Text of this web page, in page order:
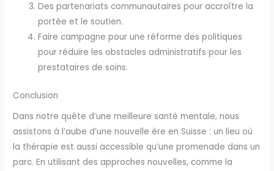
Des partenariats communautaires pour accroître la
portée et le soutien.
Faire campagne pour une réforme des politiques
pour réduire les obstacles administratifs pour les
prestataires de soins.
Conclusion
Dans notre quête d’une meilleure santé mentale, nous
assistons à l’aube d’une nouvelle ère en Suisse : un lieu où
la thérapie est aussi accessible qu’une promenade dans un
parc. En utilisant des approches nouvelles, comme la